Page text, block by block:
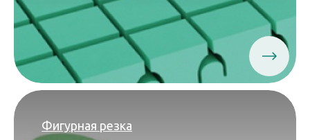
Фигурная резка